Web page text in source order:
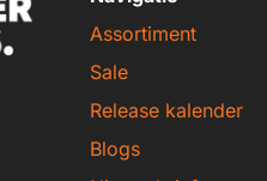
Assortiment
Sale
Release kalender
Blogs